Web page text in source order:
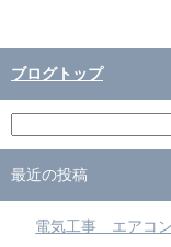
ブログトップ
最近の投稿
電気工事 エアコ